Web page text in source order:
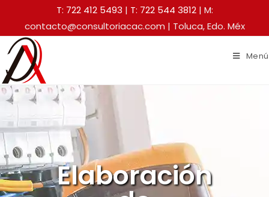
T: 722 412 5493 | T: 722 544 3812| M:
contacto@consultoriacac.com | Toluca, Edo. Méx
Menú
Elaboración